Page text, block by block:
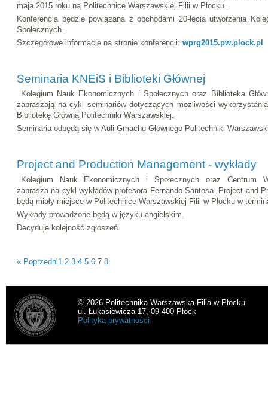
maja 2015 roku na Politechnice Warszawskiej Filii w Płocku.
Konferencja będzie powiązana z obchodami 20-lecia utworzenia
Społecznych.
Szczegółowe informacje na stronie konferencji: wprg2015.pw.plock.pl
Seminaria KNEiS i Biblioteki Głównej
Kolegium Nauk Ekonomicznych i Społecznych oraz Biblioteka
zapraszają na cykl seminariów dotyczących możliwości
Bibliotekę Główną Politechniki Warszawskiej.
Seminaria odbędą się w Auli Gmachu Głównego Politechniki
Project and Production Management - wykłady
Kolegium Nauk Ekonomicznych i Społecznych oraz Centrum
zaprasza na cykl wykładów profesora Fernando Santosa „Project and
będą miały miejsce w Politechnice Warszawskiej Filii w Płocku w
Wykłady prowadzone będą w języku angielskim.
Decyduje kolejność zgłoszeń.
« Poprzedni1 2 3 4 5 6 7 8
© 2026 Politechnika Warszawska Filia w Płocku
ul. Łukasiewicza 17, 09-400 Płock
Polityka prywatności